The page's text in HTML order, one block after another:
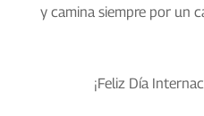
y camina siempre por un
¡Feliz Día